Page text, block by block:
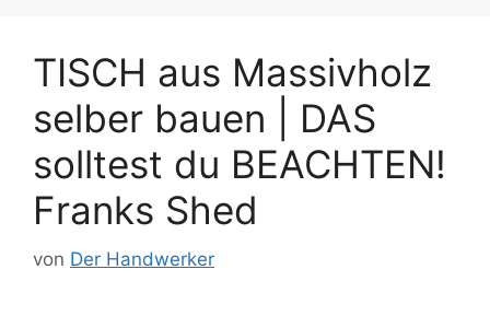
TISCH aus Massivholz
selber bauen | DAS
solltest du BEACHTEN!
Franks Shed
von Der Handwerker